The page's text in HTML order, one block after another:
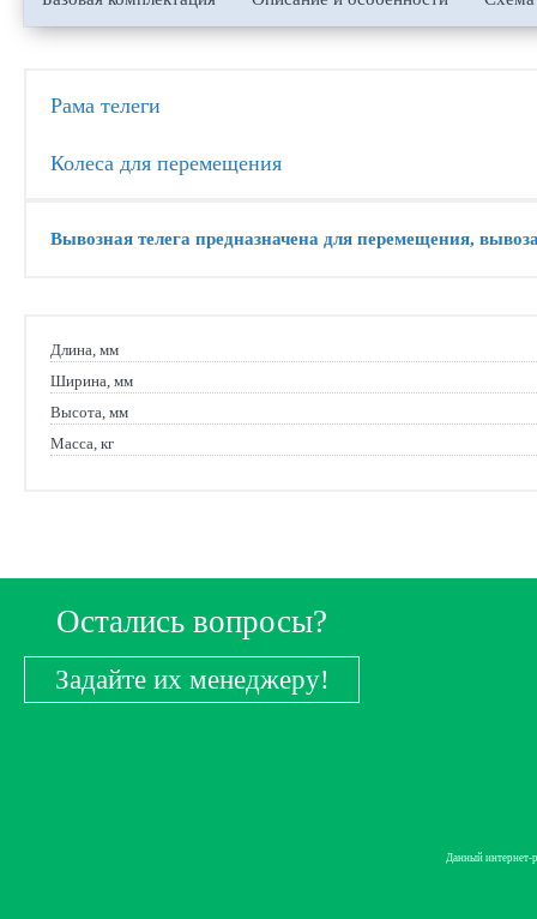
Рама телеги
Колеса для перемещения
Вывозная телега предназначена для перемещения,
Длина, мм
Ширина, мм
Высота, мм
Масса, кг
Остались вопросы?
Задайте их менеджеру!
Данный интернет-